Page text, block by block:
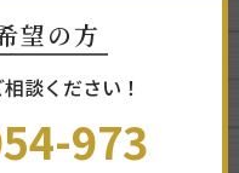
望の方
談ください！
973